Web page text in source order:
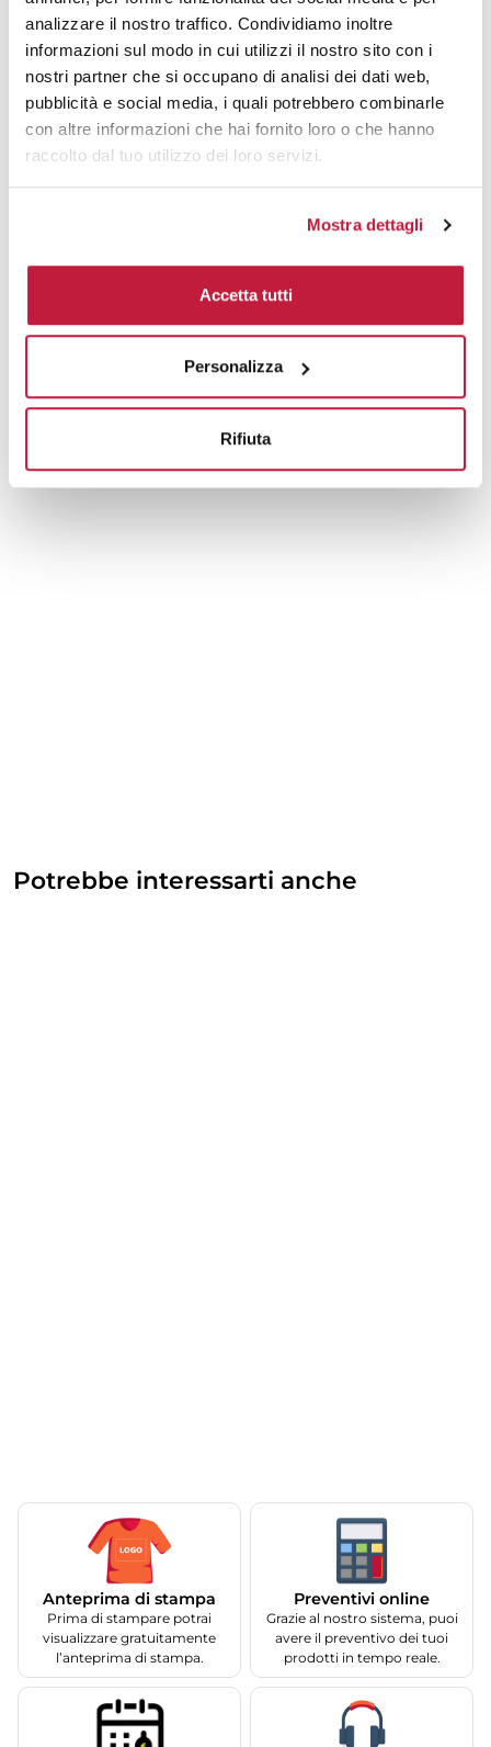
analizzare il nostro traffico. Condividiamo inoltre
informazioni sul modo in cui utilizzi il nostro sito con i
nostri partner che si occupano di analisi dei dati web,
pubblicità e social media, i quali potrebbero combinarle
con altre informazioni che hai fornito loro o che hanno
raccolto dal tuo utilizzo dei loro servizi.
Mostra dettagli
Accetta tutti
Personalizza
Rifiuta
Domande e risposte
Prodotti alternativi
Potrebbe interessarti anche
Anteprima di stampa
Prima di stampare potrai
visualizzare gratuitamente
l’anteprima di stampa.
Preventivi online
Grazie al nostro sistema, puoi
avere il preventivo dei tuoi
prodotti in tempo reale.